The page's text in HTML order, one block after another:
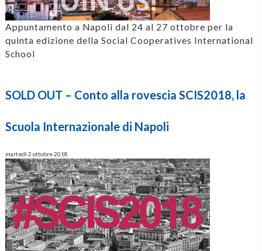
Appuntamento a Napoli dal 24 al 27 ottobre per la
quinta edizione della Social Cooperatives International
School
SOLD OUT – Conto alla rovescia SCIS2018, la
Scuola Internazionale di Napoli
martedì 2 ottobre 2018